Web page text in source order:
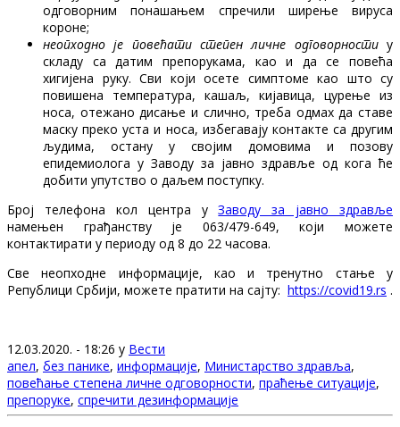
одговорним понашањем спречили ширење вируса
короне;
неопходно је повећати степен личне одговорностиу
складу са датим препорукама, као и да се повећа
хигијена руку. Сви који осете симптоме као што су
повишена температура, кашаљ, кијавица, цурење из
носа, отежано дисање и слично, треба одмах да ставе
маску преко уста и носа, избегавају контакте са другим
људима, остану у својим домовима и позову
епидемиолога у Заводу за јавно здравље од кога ће
добити упутство о даљем поступку.
Број телефона кол центра уЗаводу за јавно здравље
намењен грађанству је 063/479-649, који можете
контактирати у периоду од 8 до 22 часова.
Све неопходне информације, као и тренутно стање у
Републици Србији, можете пратити на сајту: https://covid19.rs .
12.03.2020. - 18:26 у Вести
апел, без панике, информације, Министарство здравља,
повећање степена личне одговорности, праћење ситуације,
препоруке, спречити дезинформације